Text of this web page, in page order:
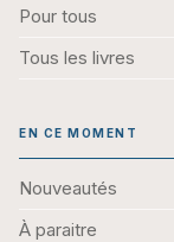
Pour tous
Tous les livres
EN CE MOMENT
Nouveautés
À paraitre